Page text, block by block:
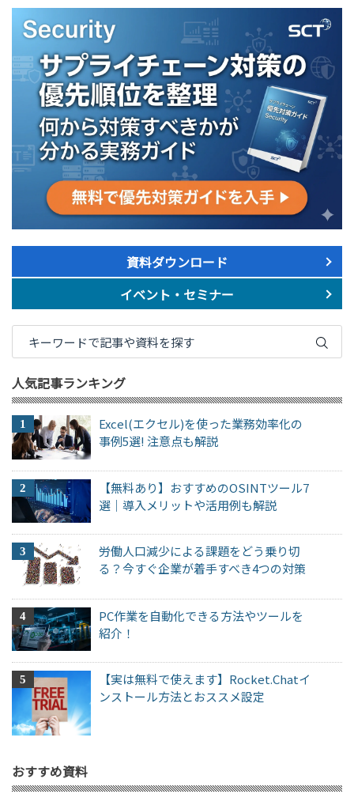
資料ダウンロード
イベント・セミナー
人気記事ランキング
Excel(エクセル)を使った業務効率化の
事例5選! 注意点も解説
【無料あり】おすすめのOSINTツール7
選｜導入メリットや活用例も解説
労働人口減少による課題をどう乗り切
る？今すぐ企業が着手すべき4つの対策
PC作業を自動化できる方法やツールを
紹介！
【実は無料で使えます】Rocket.Chatイ
ンストール方法とおススメ設定
おすすめ資料